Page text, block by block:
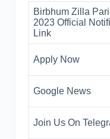
Birbhum Zilla
2023 Official
Link
Apply Now
Google News
Join Us On